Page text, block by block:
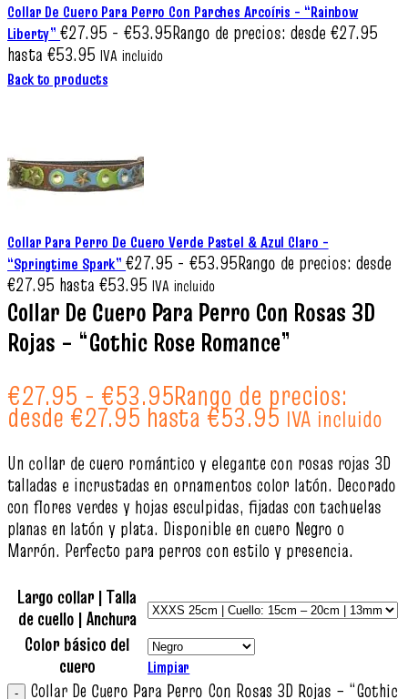
Collar De Cuero Para Perro Con Parches Arcoíris – “Rainbow
Liberty”€27.95 - €53.95Rango de precios: desde €27.95
hasta €53.95 IVA incluido
Back to products
Collar Para Perro De Cuero Verde Pastel & Azul Claro –
“Springtime Spark”€27.95 - €53.95Rango de precios: desde
€27.95 hasta €53.95 IVA incluido
Collar De Cuero Para Perro Con Rosas 3D
Rojas – “Gothic Rose Romance”
€27.95 - €53.95Rango de precios:
desde €27.95 hasta €53.95 IVA incluido
Un collar de cuero romántico y elegante con rosas rojas 3D
talladas e incrustadas en ornamentos color latón. Decorado
con flores verdes y hojas esculpidas, fijadas con tachuelas
planas en latón y plata. Disponible en cuero Negro o
Marrón. Perfecto para perros con estilo y presencia.
Largo collar | Talla
de cuello | Anchura
Color básico del
cuero
Limpiar
Collar De Cuero Para Perro Con Rosas 3D Rojas – “Gothic